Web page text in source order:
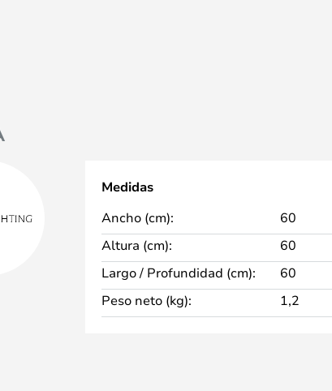
Medidas
Ancho (cm):
60
Altura (cm):
60
Largo / Profundidad (cm):
60
Peso neto (kg):
1,2